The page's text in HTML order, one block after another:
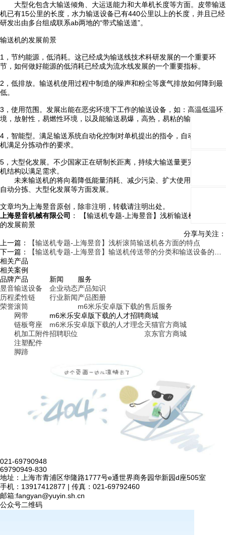
大型化包含大输送倾角、大运送能力和大单机长度等方面。皮带输送
机已有15公里的长度，水力输送设备已有440公里以上的长度，并且已经
研发出由多台组成联系ab两地的“带式输送道”。
输送机的发展前景
1，节约能源，低消耗。这已经成为输送线技术科研发展的一个重要环
节，如何做好能源的低消耗已经成为流水线发展的一个重要指标。
2，低排放。输送机使用过程中制造的噪声和粉尘等废气排放如何降到最
低。
3，使用范围。发展出能在恶劣环境下工作的输送设备，如：高温低温环
境，放射性，易燃性环境，以及能输送易爆，高热，易粘的输送机。
4，智能型。满足输送系统自动化控制对单机提出的指令，自动分拣输送
机满足分拣动作的要求。
5，大型化发展。不少国家正在研制长距离，持续大输送量更完美的输送
机结构以满足需求。
未来输送机的将向着降低能量消耗、减少污染、扩大使用范围、物料
自动分拣、大型化发展等方面发展。
文章均为上海昱音原创，除非注明，转载请注明出处。
上海昱音机械有限公司 ： 【输送机专题-上海昱音】浅析输送机输送设备
的发展前景
分享与关注：
上一篇：
【输送机专题-上海昱音】浅析滚筒输送机各方面的特点
下一篇：
【输送机专题-上海昱音】输送机传送带的分类和输送设备的历史轨迹
相关产品
相关案例
品牌
昱音
历程
荣誉
产品
输送设备
柔性链
滚筒
网带
链板弯座
机加工附件
注塑配件
脚蹄
新闻
企业动态
行业新闻
服务
产品知识
产品图册
m6米乐安卓版下载的售后服务
m6米乐安卓版下载的人才招聘
m6米乐安卓版下载的人才理念
招聘职位
商城
天猫官方商城
京东官方商城
021-69790948
69790949-830
地址：上海市青浦区华隆路1777号e通世界商务园华新园d座505室
手机：13917412877 | 传真：021-69792460
邮箱:fangyan@yuyin.sh.cn
公众号二维码